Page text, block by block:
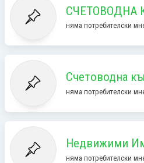
СЧЕТОВОДНА
няма потребителски
Счетоводна
няма потребителски
Недвижими
няма потребителски